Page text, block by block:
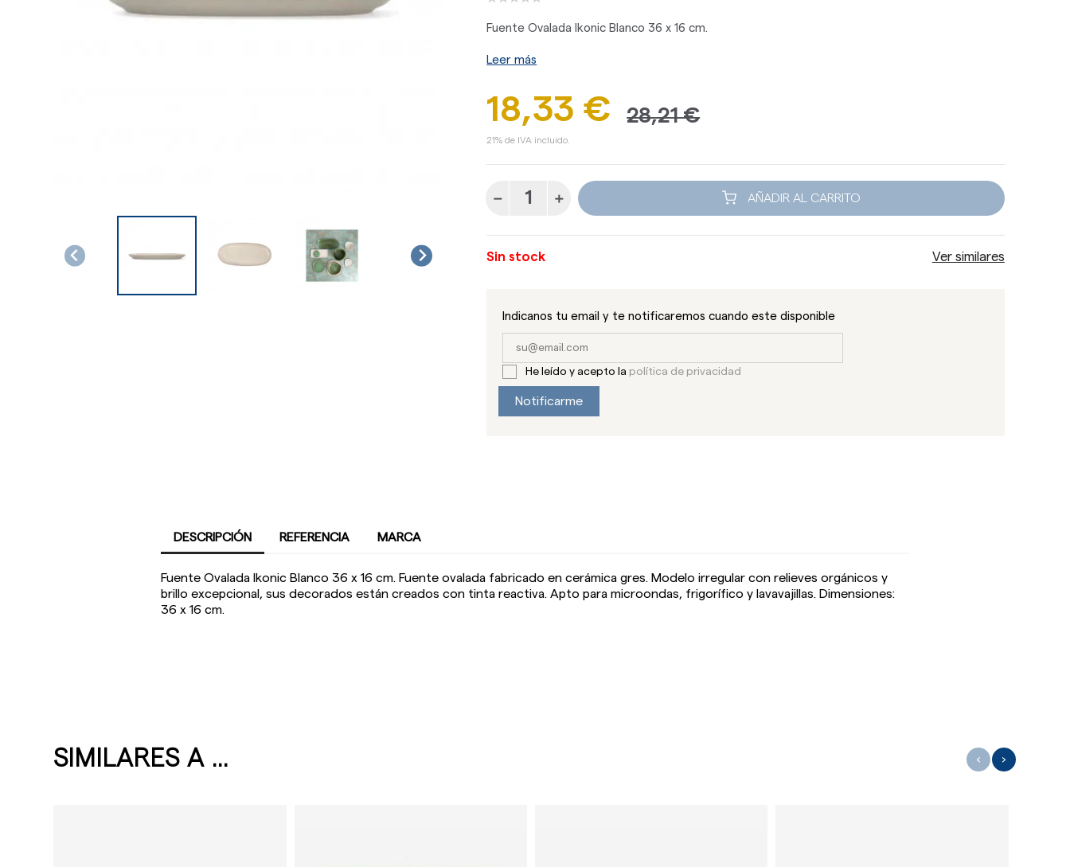
Fuente Ovalada Ikonic Blanco 36 x 16 cm.
Leer más
18,33 € 28,21 €
21% de IVA incluido.
AÑADIR AL CARRITO
Sin stock Ver similares
Indicanos tu email y te notificaremos cuando este disponible
He leído y acepto la política de privacidad
Notificarme
DESCRIPCIÓN REFERENCIA MARCA
Fuente Ovalada Ikonic Blanco 36 x 16 cm. Fuente ovalada fabricado en cerámica gres. Modelo irregular con relieves orgánicos y
brillo excepcional, sus decorados están creados con tinta reactiva. Apto para microondas, frigorífico y lavavajillas. Dimensiones:
36 x 16 cm.
SIMILARES A ... ‹ ›